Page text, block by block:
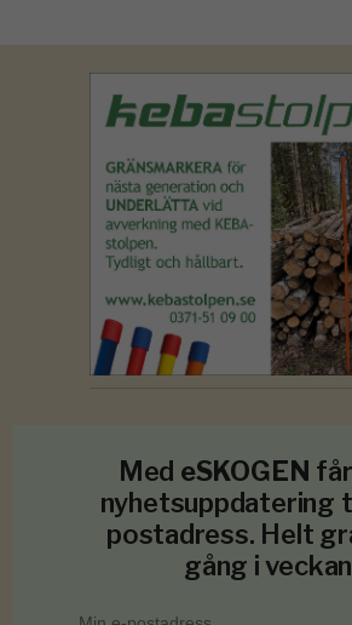
Med eSKOGEN
nyhetsuppdatering
postadress. Helt
gång i